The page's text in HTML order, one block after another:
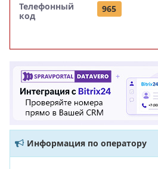
Телефонный
код
965
Информация по оператору